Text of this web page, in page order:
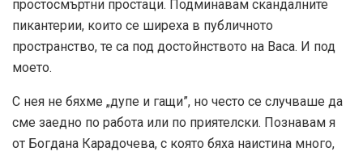
простосмъртни простаци. Подминавам скандалните
пикантерии, които се ширеха в публичното
пространство, те са под достойнството на Васа. И под
моето.
С нея не бяхме „дупе и гащи”, но често се случваше да
сме заедно по работа или по приятелски. Познавам я
от Богдана Карадочева, с която бяха наистина много,